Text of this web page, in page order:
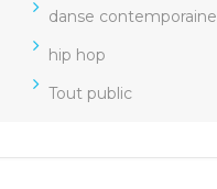
danse contemporaine
hip hop
Tout public